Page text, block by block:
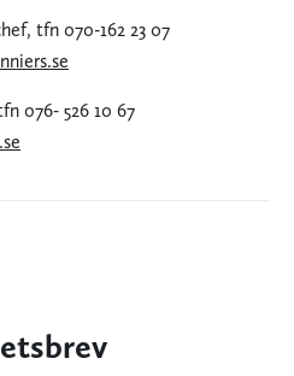
tfn 070-162 23 07
076- 526 10 67